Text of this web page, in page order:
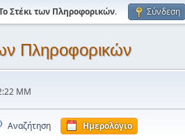
Στέκι των Πληροφορικών. Σύνδεση
Πληροφορικών
ΜΜ
Αναζήτηση Ημερολόγιο